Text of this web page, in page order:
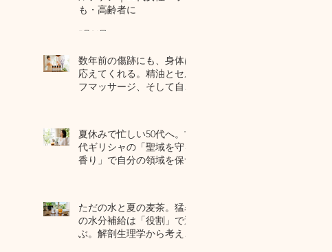
も・高齢者に
7月24日
数年前の傷跡にも、身体は
応えてくれる。精油とセル
フマッサージ、そして自己
夏休みで忙しい50代へ。古
代ギリシャの「聖域を守る
香り」で自分の領域を保つ
ただの水と夏の麦茶。猛暑
の水分補給は「役割」で選
ぶ。解剖生理学から考える